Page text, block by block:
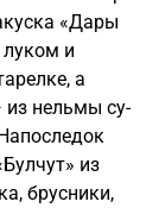
«Дары
луком и
а
нельмы су-
из
брусники,